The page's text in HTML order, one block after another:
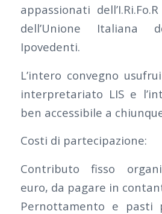
appassionati
dell’Unione Italiana
Ipovedenti.
L’intero convegno
interpretariato LIS e
ben accessibile a
Costi di partecipazione:
Contributo fisso
euro, da pagare in
Pernottamento e pasti